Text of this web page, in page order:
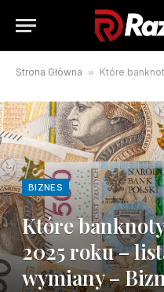
Strona Główna » Które banknoty stracą
BIZNES
Które
2025 roku –
wymiany –